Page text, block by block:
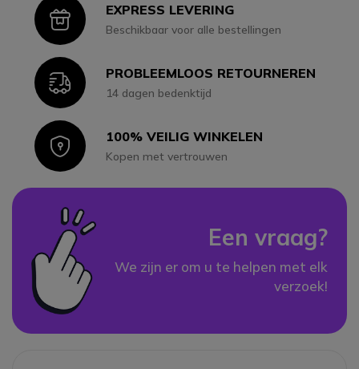
IconEXPRESS LEVERING
Beschikbaar voor alle bestellingen
IconPROBLEEMLOOS RETOURNEREN
14 dagen bedenktijd
Icon100% VEILIG WINKELEN
Kopen met vertrouwen
Een vraag?
We zijn er om u te helpen met elk
verzoek!